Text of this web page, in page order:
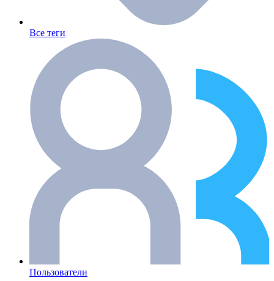
Все теги
Пользователи